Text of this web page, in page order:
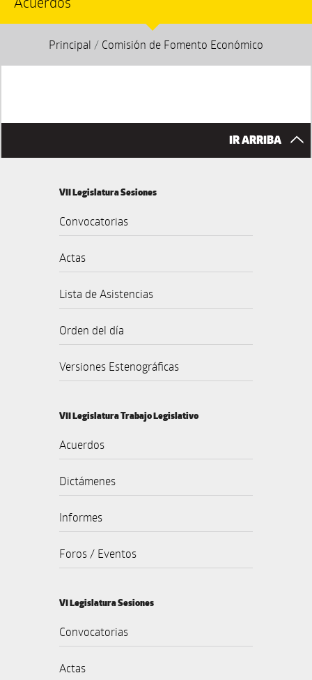
Principal / Comisión de Fomento Económico
IR ARRIBA
VII Legislatura Sesiones
Convocatorias
Actas
Lista de Asistencias
Orden del día
Versiones Estenográficas
VII Legislatura Trabajo Legislativo
Acuerdos
Dictámenes
Informes
Foros / Eventos
VI Legislatura Sesiones
Convocatorias
Actas